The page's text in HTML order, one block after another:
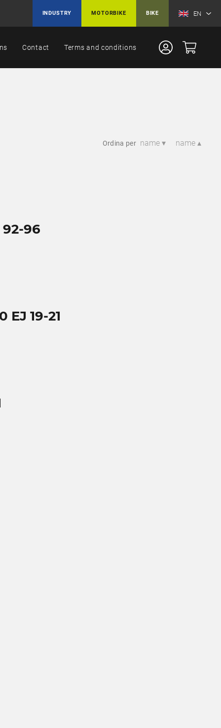
INDUSTRY MOTORBIKE BIKE EN
Contact Terms and conditions
Ordina per name ▾ name ▴
92-96
EJ 19-21